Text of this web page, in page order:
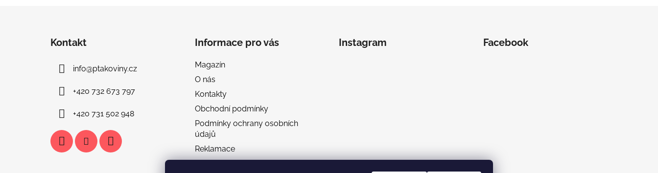
Kontakt
info@ptakoviny.cz
+420 732 673 797
+420 731 502 948
Informace pro vás
Magazín
O nás
Kontakty
Obchodní podmínky
Podmínky ochrany osobních
údajů
Reklamace
Instagram Facebook